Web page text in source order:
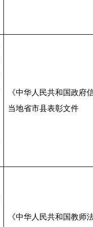
《中华人民共和国政府
当地省市县表彰文件
《中华人民共和国教师